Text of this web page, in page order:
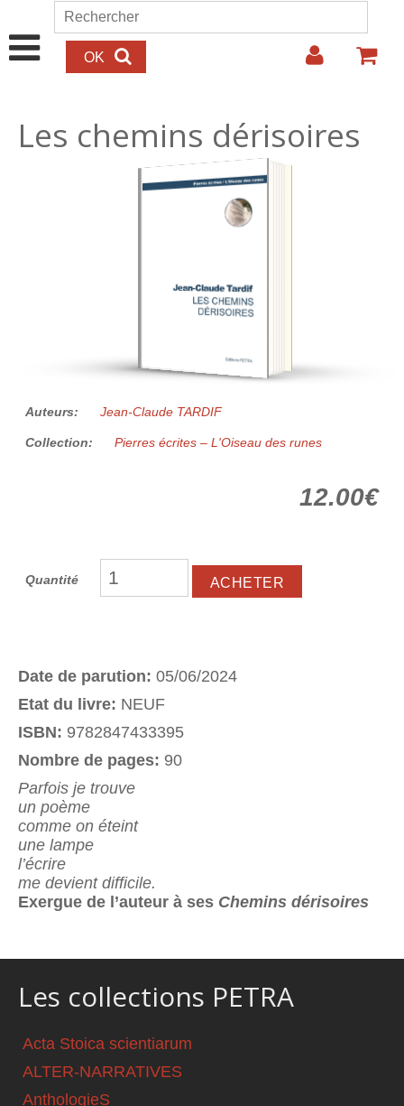
Aller au contenu principal
Formulaire de recherche
Rechercher
Les chemins dérisoires
12.00€
Auteurs: Jean-Claude TARDIF
Collection: Pierres écrites – L'Oiseau des runes
12.00€
Quantité
Date de parution: 05/06/2024
Etat du livre: NEUF
ISBN: 9782847433395
Nombre de pages: 90
Parfois je trouve
un poème
comme on éteint
une lampe
l’écrire
me devient difficile.
Exergue de l’auteur à ses Chemins dérisoires
Les collections PETRA
Acta Stoica scientiarum
ALTER-NARRATIVES
AnthologieS